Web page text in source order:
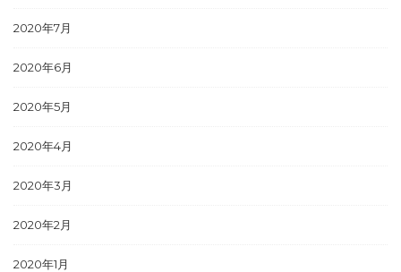
2020年7月
2020年6月
2020年5月
2020年4月
2020年3月
2020年2月
2020年1月